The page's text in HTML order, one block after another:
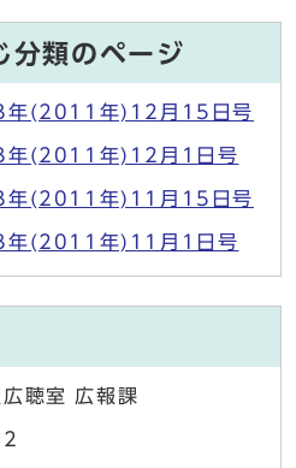
分類のページ
年(2011年)12月15日号
年(2011年)12月1日号
年(2011年)11月15日号
年(2011年)11月1日号
聴室 広報課